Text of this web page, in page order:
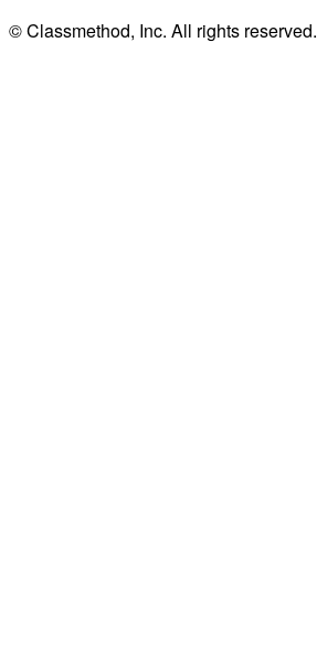
© Classmethod, Inc. All rights reserved.